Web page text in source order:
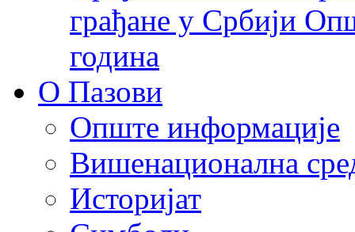
грађане у Србији
година
О Пазови
Опште информације
Вишенационална
Историјат